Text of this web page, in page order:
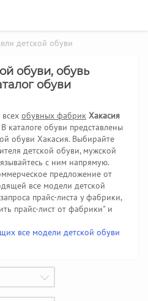
детской обуви
обуви, обувь
обуви
всех обувных фабрик Хакасия
каталоге обуви представлены
обуви Хакасия. Выбирайте
детской обуви, мужской
с ним напрямую.
предложение от
все модели детской
прайс-листа у фабрики,
прайс-лист от фабрики" и
все модели детской обуви